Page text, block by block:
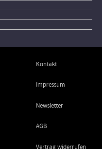
Kontakt
Impressum
Newsletter
AGB
Vertrag widerrufen